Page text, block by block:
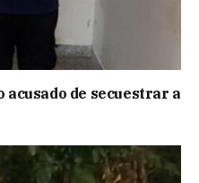
de secuestrar a